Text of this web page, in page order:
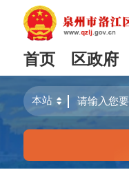
首页 区政府